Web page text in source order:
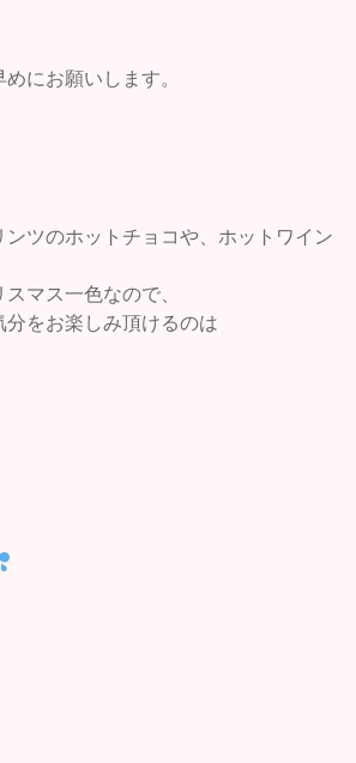
にお願いします。
ンツのホットチョコや、ホットワイン
マス一色なので、
をお楽しみ頂けるのは